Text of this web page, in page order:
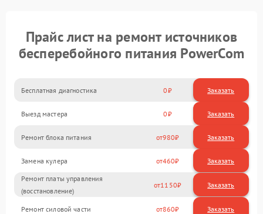
Прайс лист на ремонт источников
бесперебойного питания PowerCom
Бесплатная диагностика 0 Заказать
Выезд мастера 0 Заказать
Ремонт блока питания 980
Замена кулера 460
Ремонт платы управления
(восстановление)
1150
Ремонт силовой части 860